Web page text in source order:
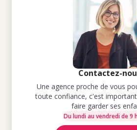
Contactez-
Une agence proche de vous
toute confiance, c'est
faire garder ses
Du lundi au vendredi de 9